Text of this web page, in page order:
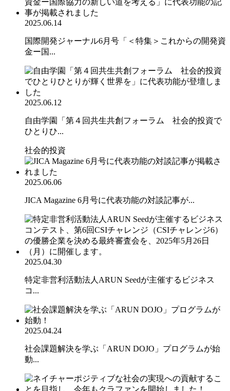
2025.06.14
国際開発ジャーナル6月号「＜特集＞これからの開発資
金ー国...
2025.06.12
自由学園「第４回共生共創フォーラム 社会的投資で
ひとりひ...
社会的投資
2025.06.06
JICA Magazine 6月号に代表功能の対談記事が...
2025.04.30
特定非営利活動法人ARUN Seedが主催するビジネス
コ...
2025.04.24
社会課題解決を学ぶ「ARUN DOJO」プログラムが始
動...